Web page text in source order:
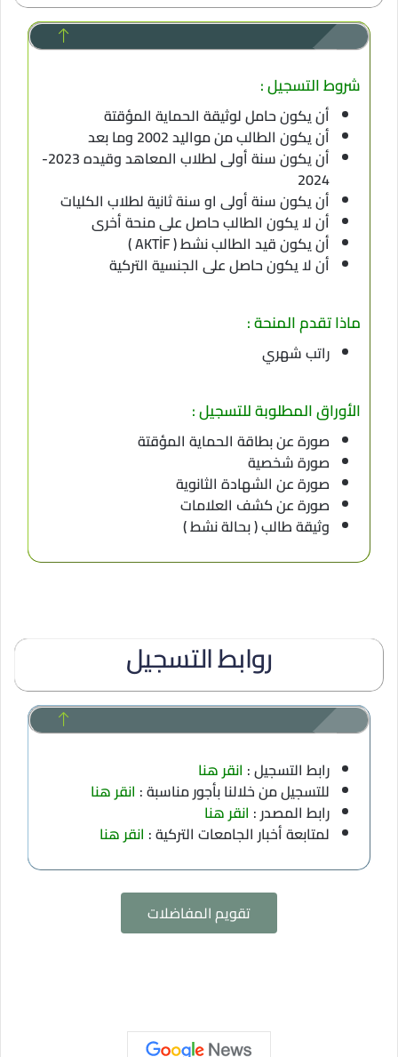
شروط التسجيل :
أن يكون حامل لوثيقة الحماية المؤقتة
أن يكون الطالب من مواليد 2002 وما بعد
أن يكون سنة أولى لطلاب المعاهد وقيده 2023-
2024
أن يكون سنة أولى او سنة ثانية لطلاب الكليات
أن لا يكون الطالب حاصل على منحة أخرى
أن يكون قيد الطالب نشط ( AKTİF )
أن لا يكون حاصل على الجنسية التركية
ماذا تقدم المنحة :
راتب شهري
الأوراق المطلوبة للتسجيل :
صورة عن بطاقة الحماية المؤقتة
صورة شخصية
صورة عن الشهادة الثانوية
صورة عن كشف العلامات
وثيقة طالب ( بحالة نشط )
روابط التسجيل
رابط التسجيل : انقر هنا
للتسجيل من خلالنا بأجور مناسبة : انقر هنا
رابط المصدر : انقر هنا
لمتابعة أخبار الجامعات التركية : انقر هنا
تقويم المفاضلات